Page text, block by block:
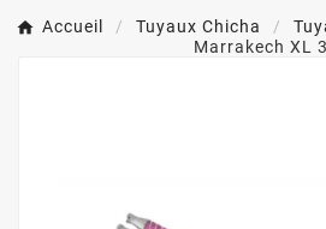
Accueil Tuyaux Chicha
Marrakech XL